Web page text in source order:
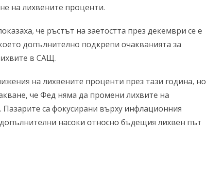
на лихвените проценти.
че ръстът на заетостта през декември се е
допълнително подкрепи очакванията за
в САЩ.
на лихвените проценти през тази година, но
че Фед няма да промени лихвите на
Пазарите са фокусирани върху инфлационния
насоки относно бъдещия лихвен път